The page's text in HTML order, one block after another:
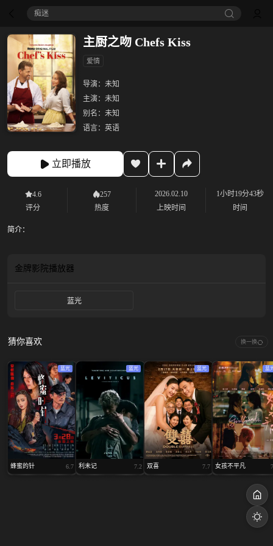
痴迷
主厨之吻 Chefs Kiss
爱情
导演： 未知
主演： 未知
别名： 未知
语言： 英语
立即播放
4.6
评分
257
热度
2026.02.10
上映时间
1小时19分43秒
时间
简介：
金牌影院播放器
蓝光
猜你喜欢 换一换
蓝光
蜂蜜的针 6.7
蓝光
利未记 7.2
蓝光
双喜 7.7
蓝
女孩不平凡